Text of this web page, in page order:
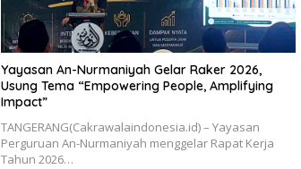
Yayasan An-Nurmaniyah Gelar Raker 2026,
Usung Tema “Empowering People, Amplifying
Impact”
TANGERANG(Cakrawalaindonesia.id) – Yayasan
Perguruan An-Nurmaniyah menggelar Rapat Kerja
Tahun 2026…